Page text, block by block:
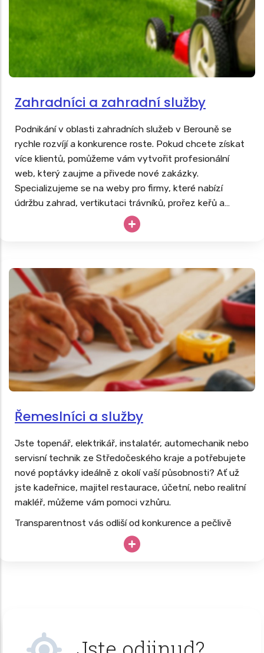
Zahradníci a zahradní služby
Podnikání v oblasti zahradních služeb v Berouně se
rychle rozvíjí a konkurence roste. Pokud chcete získat
více klientů, pomůžeme vám vytvořit profesionální
web, který zaujme a přivede nové zakázky.
Specializujeme se na weby pro firmy, které nabízí
údržbu zahrad, vertikutaci trávníků, prořez keřů a
stromů, instalaci zavlažovacích systémů či kompletní
realizace zahrad. Podívejte se na naši nabídku
Řemeslníci a služby
Jste topenář, elektrikář, instalatér, automechanik nebo
servisní technik ze Středočeského kraje a potřebujete
nové poptávky ideálně z okolí vaší působnosti? Ať už
jste kadeřnice, majitel restaurace, účetní, nebo realitní
makléř, můžeme vám pomoci vzhůru.
Transparentnost vás odliší od konkurence a pečlivě
budovaný web vás dlouhodobě posune nad konkurenci.
Vaše drahocenné hodiny, know-how a špičkové